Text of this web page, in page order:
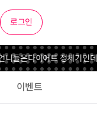
로그인
들은다이어트 정체기인데
이벤트